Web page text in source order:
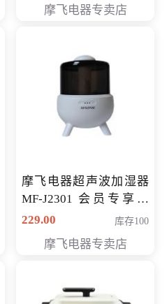
摩飞电器专卖店
摩飞电器超声波加湿器
MF-J2301 会员专享价
168元
229.00 库存100
摩飞电器专卖店